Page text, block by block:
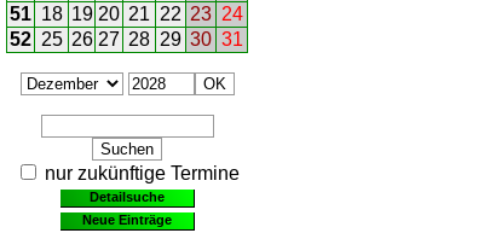
51 18 19 20 21 22 23 24
52 25 26 27 28 29 30 31
nur zukünftige Termine
Detailsuche
Neue Einträge